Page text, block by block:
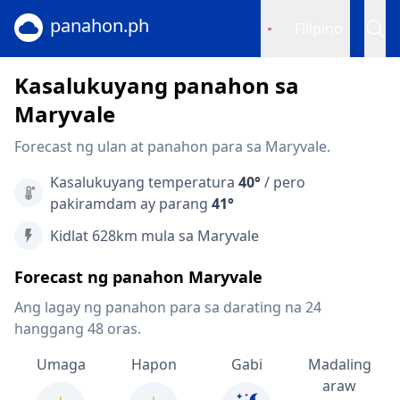
panahon.ph
Kasalukuyang panahon sa
Maryvale
Forecast ng ulan at panahon para sa Maryvale.
Kasalukuyang temperatura 40°/ pero
pakiramdam ay parang 41°
Kidlat 628km mula sa Maryvale
Forecast ng panahon Maryvale
Ang lagay ng panahon para sa darating na 24
hanggang 48 oras.
Umaga
Hapon Gabi
Madaling
araw